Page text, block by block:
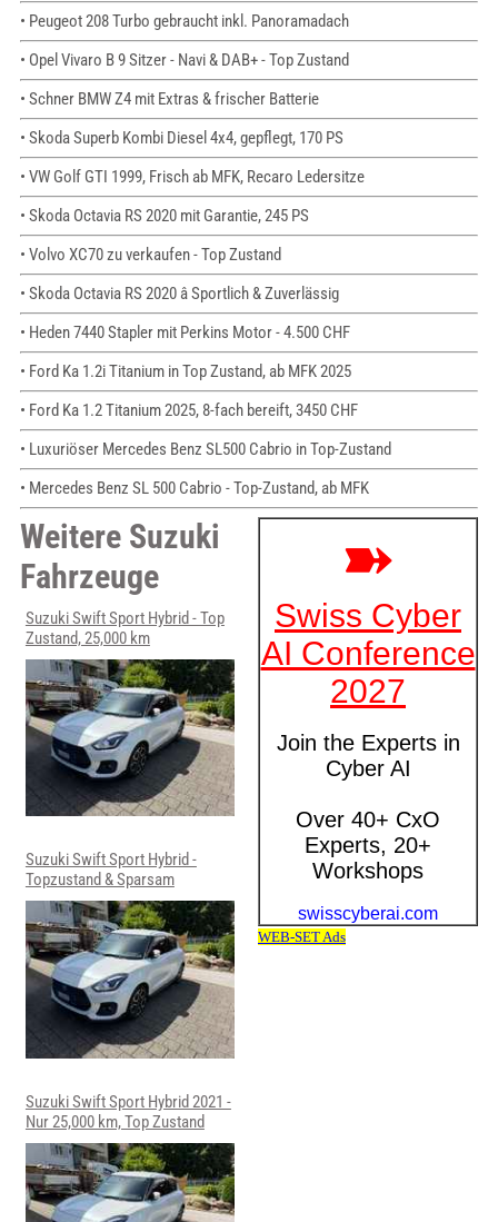
• Peugeot 208 Turbo gebraucht inkl. Panoramadach
• Opel Vivaro B 9 Sitzer - Navi & DAB+ - Top Zustand
• Schner BMW Z4 mit Extras & frischer Batterie
• Skoda Superb Kombi Diesel 4x4, gepflegt, 170 PS
• VW Golf GTI 1999, Frisch ab MFK, Recaro Ledersitze
• Skoda Octavia RS 2020 mit Garantie, 245 PS
• Volvo XC70 zu verkaufen - Top Zustand
• Skoda Octavia RS 2020 â Sportlich & Zuverlässig
• Heden 7440 Stapler mit Perkins Motor - 4.500 CHF
• Ford Ka 1.2i Titanium in Top Zustand, ab MFK 2025
• Ford Ka 1.2 Titanium 2025, 8-fach bereift, 3450 CHF
• Luxuriöser Mercedes Benz SL500 Cabrio in Top-Zustand
• Mercedes Benz SL 500 Cabrio - Top-Zustand, ab MFK
Weitere Suzuki
Fahrzeuge
Suzuki Swift Sport Hybrid - Top
Zustand, 25,000 km
Suzuki Swift Sport Hybrid -
Topzustand & Sparsam
Suzuki Swift Sport Hybrid 2021 -
Nur 25,000 km, Top Zustand